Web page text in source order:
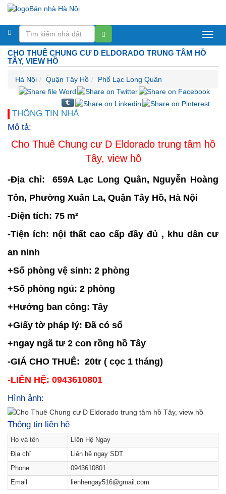
Bán
nhà
Nội
CHO THUÊ CHUNG CƯ D ELDORADO TRUNG TÂM HỒ
TÂY, VIEW HỒ
Hà Nội Quận Tây Hồ Phố Lạc Long Quân
THÔNG TIN NHÀ
Mô tả:
Cho Thuê Chung cư D Eldorado trung tâm hồ
Tây, view hồ
-Địa chỉ: 659A Lạc Long Quân, Nguyễn Hoàng
Tôn, Phường Xuân La, Quận Tây Hồ, Hà Nội
-Diện tích: 75 m²
-Tiện ích: nội thất cao cấp đầy đủ , khu dân cư
an ninh
+Số phòng vệ sinh: 2 phòng
+Số phòng ngủ: 2 phòng
+Hướng ban công: Tây
+Giấy tờ pháp lý: Đã có sổ
+ngay ngã tư 2 con rồng hồ Tây
-GIÁ CHO THUÊ: 20tr ( cọc 1 tháng)
-LIÊN HỆ: 0943610801
Hình ảnh:
Thông tin liên hệ
Họ và tên
LIên Hệ Ngay
Địa chỉ
Liên hệ ngay SDT
Phone
0943610801
Email
lienhengay516@gmail.com